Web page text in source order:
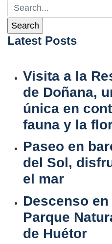
Latest Posts
Visita a la
de Doñana,
única en
fauna y la
Paseo en
del Sol,
el mar
Descenso
Parque
de Huétor